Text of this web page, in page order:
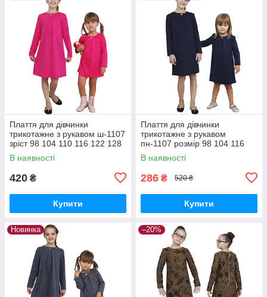
Плаття для дівчинки
трикотажне з рукавом ш-1107
зріст 98 104 110 116 122 128
134 та 140 рожеве
В наявності
420 ₴
Купити
Плаття для дівчинки
трикотажне з рукавом
пн-1107 розмір 98 104 116
128 синє
В наявності
286 ₴ 520 ₴
Купити
Новинка –20%